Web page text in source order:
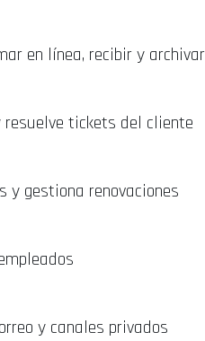
en línea, recibir y
tickets del cliente
y gestiona renovaciones
y canales privados